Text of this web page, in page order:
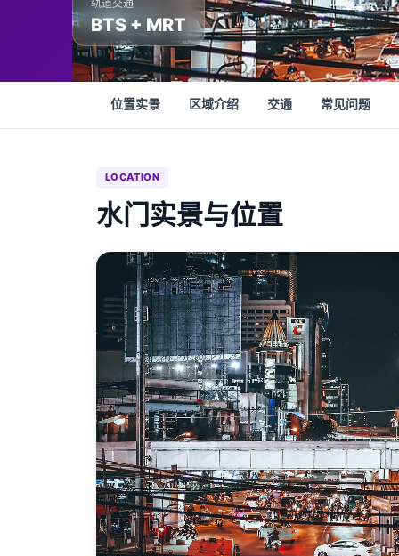
轨道交通
BTS + MRT
位置实景 区域介绍 交通 常见问题
LOCATION
水门实景与位置